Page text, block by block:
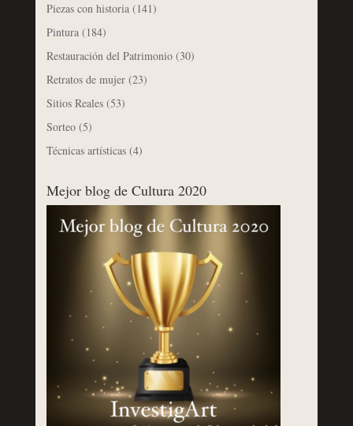
Piezas con historia(141)
Pintura(184)
Restauración del Patrimonio(30)
Retratos de mujer(23)
Sitios Reales(53)
Sorteo(5)
Técnicas artísticas(4)
Mejor blog de Cultura 2020